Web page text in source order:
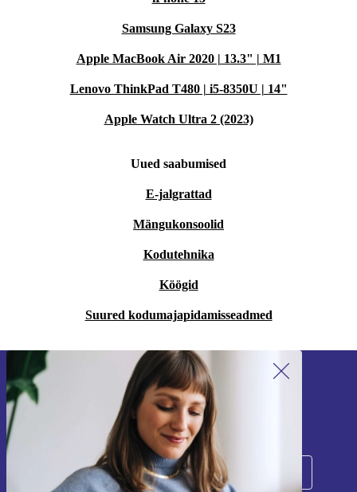
Samsung Galaxy S23
Apple MacBook Air 2020 | 13.3" | M1
Lenovo ThinkPad T480 | i5-8350U | 14"
Apple Watch Ultra 2 (2023)
Uued saabumised
E-jalgrattad
Mängukonsoolid
Kodutehnika
Köögid
Suured kodumajapidamisseadmed
Liitu meie uudiskirjaga!
Ära jäta enam ühtegi pakkumist vahele.